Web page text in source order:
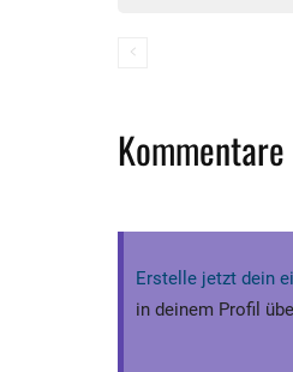
Kommentare
Erstelle jetzt dein
in deinem Profil